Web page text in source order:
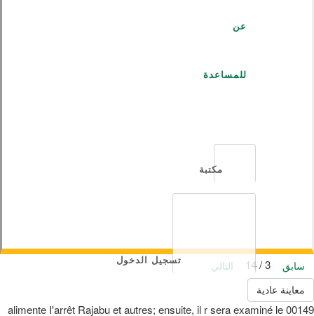
عن
للمساعدة
مكتبة
تسجيل الدخول سابق
التالي
معاينة عادية
00149 alimente I'arrêt Rajabu et autres; ensuite, il r sera examiné le